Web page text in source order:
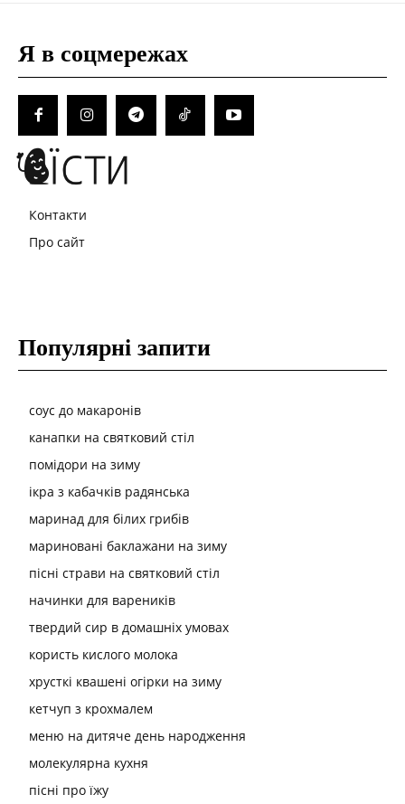
Я в соцмережах
Контакти
Про сайт
Популярні запити
соус до макаронів
канапки на святковий стіл
помідори на зиму
ікра з кабачків радянська
маринад для білих грибів
мариновані баклажани на зиму
пісні страви на святковий стіл
начинки для вареників
твердий сир в домашніх умовах
користь кислого молока
хрусткі квашені огірки на зиму
кетчуп з крохмалем
меню на дитяче день народження
молекулярна кухня
пісні про їжу